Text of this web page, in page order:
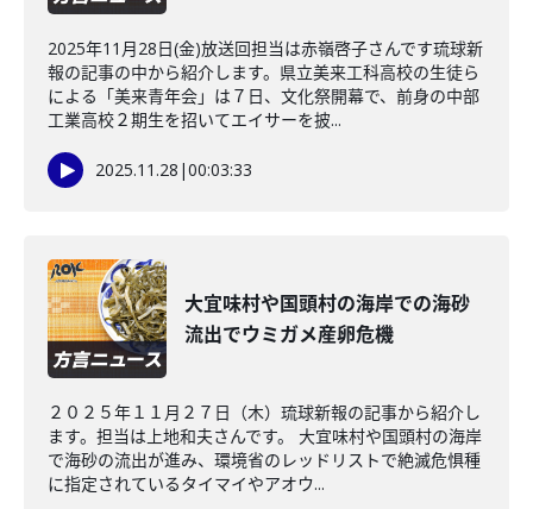
2025年11月28日(金)放送回担当は赤嶺啓子さんです琉球新
報の記事の中から紹介します。県立美来工科高校の生徒ら
による「美来青年会」は７日、文化祭開幕で、前身の中部
工業高校２期生を招いてエイサーを披...
2025.11.28 |00:03:33
大宜味村や国頭村の海岸での海砂
流出でウミガメ産卵危機
２０２５年１１月２７日（木）琉球新報の記事から紹介し
ます。担当は上地和夫さんです。 大宜味村や国頭村の海岸
で海砂の流出が進み、環境省のレッドリストで絶滅危惧種
に指定されているタイマイやアオウ...